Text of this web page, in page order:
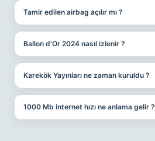
Tamir edilen airbag açılır mı ?
Ballon d’Or 2024 nasıl izlenir ?
Karekök Yayınları ne zaman kuruldu ?
1000 Mb internet hızı ne anlama gelir ?